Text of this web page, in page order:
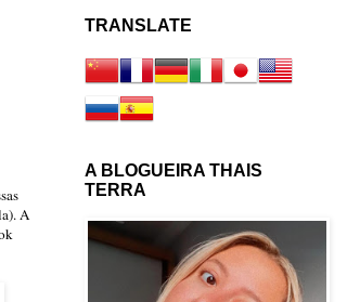
A
TRANSLATE
A BLOGUEIRA THAIS
TERRA